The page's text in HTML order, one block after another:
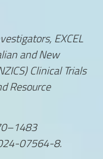
EXCEL
and New
Clinical Trials
Resource
07564-8.